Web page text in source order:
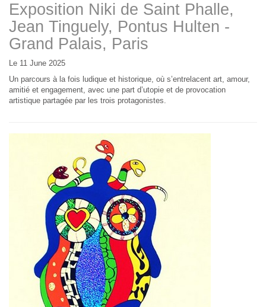
Exposition Niki de Saint Phalle,
Jean Tinguely, Pontus Hulten -
Grand Palais, Paris
Le 11 June 2025
Un parcours à la fois ludique et historique, où s’entrelacent art, amour,
amitié et engagement, avec une part d’utopie et de provocation
artistique partagée par les trois protagonistes.